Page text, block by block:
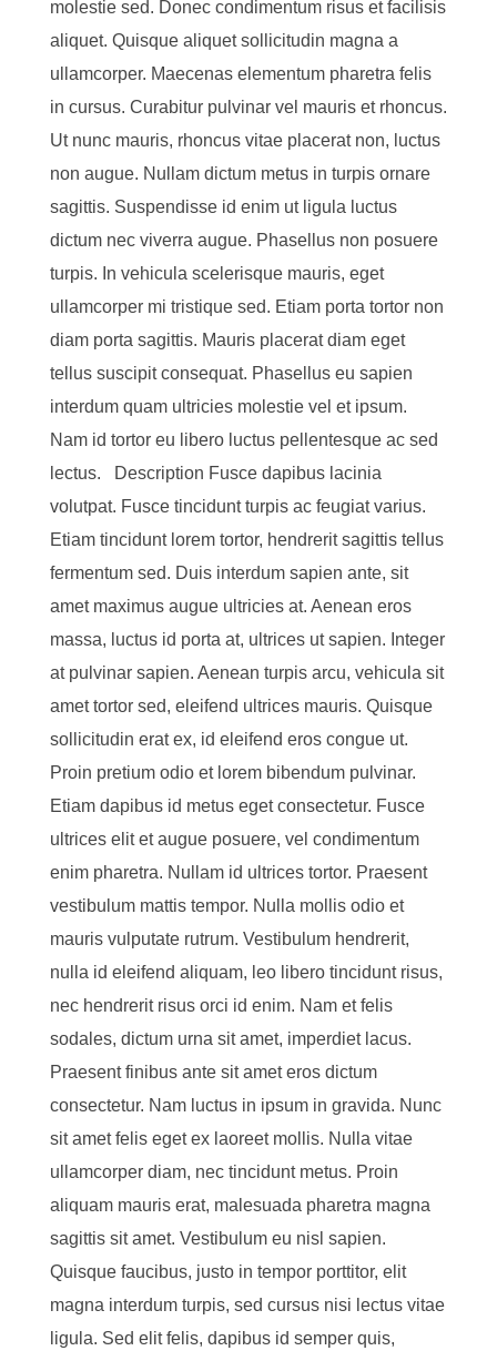
molestie sed. Donec condimentum risus et facilisis
aliquet. Quisque aliquet sollicitudin magna a
ullamcorper. Maecenas elementum pharetra felis
in cursus. Curabitur pulvinar vel mauris et rhoncus.
Ut nunc mauris, rhoncus vitae placerat non, luctus
non augue. Nullam dictum metus in turpis ornare
sagittis. Suspendisse id enim ut ligula luctus
dictum nec viverra augue. Phasellus non posuere
turpis. In vehicula scelerisque mauris, eget
ullamcorper mi tristique sed. Etiam porta tortor non
diam porta sagittis. Mauris placerat diam eget
tellus suscipit consequat. Phasellus eu sapien
interdum quam ultricies molestie vel et ipsum.
Nam id tortor eu libero luctus pellentesque ac sed
lectus. Description Fusce dapibus lacinia
volutpat. Fusce tincidunt turpis ac feugiat varius.
Etiam tincidunt lorem tortor, hendrerit sagittis tellus
fermentum sed. Duis interdum sapien ante, sit
amet maximus augue ultricies at. Aenean eros
massa, luctus id porta at, ultrices ut sapien. Integer
at pulvinar sapien. Aenean turpis arcu, vehicula sit
amet tortor sed, eleifend ultrices mauris. Quisque
sollicitudin erat ex, id eleifend eros congue ut.
Proin pretium odio et lorem bibendum pulvinar.
Etiam dapibus id metus eget consectetur. Fusce
ultrices elit et augue posuere, vel condimentum
enim pharetra. Nullam id ultrices tortor. Praesent
vestibulum mattis tempor. Nulla mollis odio et
mauris vulputate rutrum. Vestibulum hendrerit,
nulla id eleifend aliquam, leo libero tincidunt risus,
nec hendrerit risus orci id enim. Nam et felis
sodales, dictum urna sit amet, imperdiet lacus.
Praesent finibus ante sit amet eros dictum
consectetur. Nam luctus in ipsum in gravida. Nunc
sit amet felis eget ex laoreet mollis. Nulla vitae
ullamcorper diam, nec tincidunt metus. Proin
aliquam mauris erat, malesuada pharetra magna
sagittis sit amet. Vestibulum eu nisl sapien.
Quisque faucibus, justo in tempor porttitor, elit
magna interdum turpis, sed cursus nisi lectus vitae
ligula. Sed elit felis, dapibus id semper quis,